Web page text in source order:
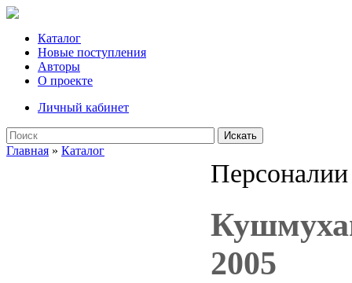
Каталог
Новые поступления
Авторы
О проекте
Личный кабинет
Искать
Главная » Каталог
2005